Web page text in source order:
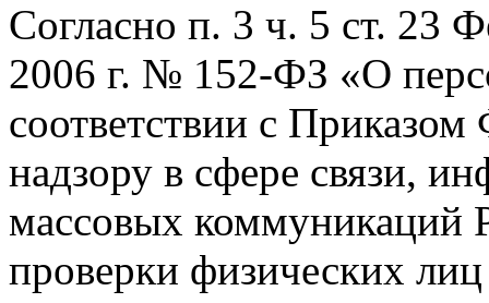
Согласно п. 3 ч. 5 ст. 23
2006 г. № 152-ФЗ «О
соответствии с
надзору в сфере связи,
массовых коммуникаций
проверки физических